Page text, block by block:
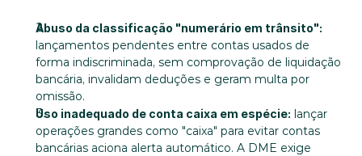
Abuso da classificação "numerário em trânsito":
lançamentos pendentes entre contas usados de
forma indiscriminada, sem comprovação de liquidação
bancária, invalidam deduções e geram multa por
omissão.
Uso inadequado de conta caixa em espécie: lançar
operações grandes como "caixa" para evitar contas
bancárias aciona alerta automático. A DME exige